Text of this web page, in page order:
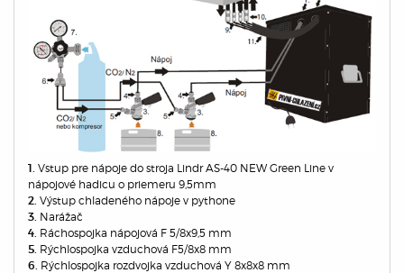
1.
Vstup pre nápoje do stroja Lindr AS-40 NEW Green Line v
nápojové hadicu o priemeru 9,5mm
2. Výstup chladeného nápoje v pythone
3. Narážač
4. Ráchospojka nápojová F 5/8x9,5 mm
5. Rýchlospojka vzduchová F5/8x8 mm
6. Rýchlospojka rozdvojka vzduchová Y 8x8x8 mm